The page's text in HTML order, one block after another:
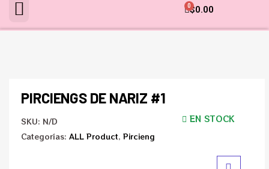
$0.00
0
PIRCIENGS DE NARIZ #1
SKU: N/D
Categorías: ALL Product, Pircieng
EN STOCK